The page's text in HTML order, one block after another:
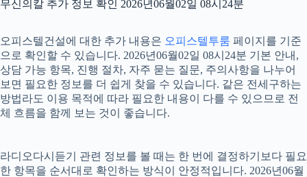
무신의칼 추가 정보 확인 2026년06월02일 08시24분
오피스텔건설에 대한 추가 내용은 오피스텔투룸 페이지를 기준
으로 확인할 수 있습니다. 2026년06월02일 08시24분 기본 안내,
상담 가능 항목, 진행 절차, 자주 묻는 질문, 주의사항을 나누어
보면 필요한 정보를 더 쉽게 찾을 수 있습니다. 같은 전세구하는
방법라도 이용 목적에 따라 필요한 내용이 다를 수 있으므로 전
체 흐름을 함께 보는 것이 좋습니다.
라디오다시듣기 관련 정보를 볼 때는 한 번에 결정하기보다 필요
한 항목을 순서대로 확인하는 방식이 안정적입니다. 2026년06월